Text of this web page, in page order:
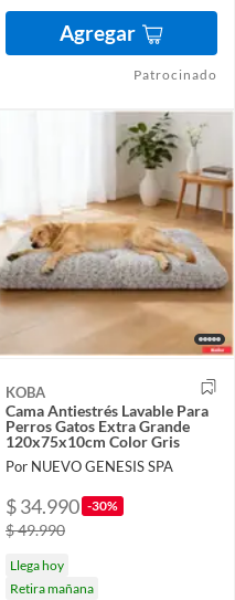
Agregar
Patrocinado
KOBA
Cama Antiestrés Lavable Para
Perros Gatos Extra Grande
120x75x10cm Color Gris
Por NUEVO GENESIS SPA
$ 34.990 -30%
$ 49.990
Llega hoy
Retira mañana